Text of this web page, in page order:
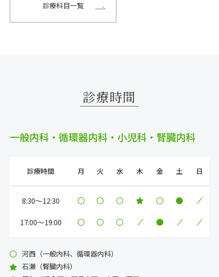
診療科目一覧
診療時間
一般内科・循環器内科・小児科・腎臓内科
診療時間 月 火 水 木 金 土 日
8:30～12:30
17:00〜19:00
河西（一般内科、循環器内科）
石瀬（腎臓内科）